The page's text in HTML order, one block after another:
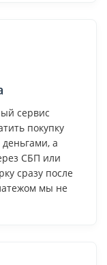
сервис
покупку
а
СБП или
сразу после
мы не